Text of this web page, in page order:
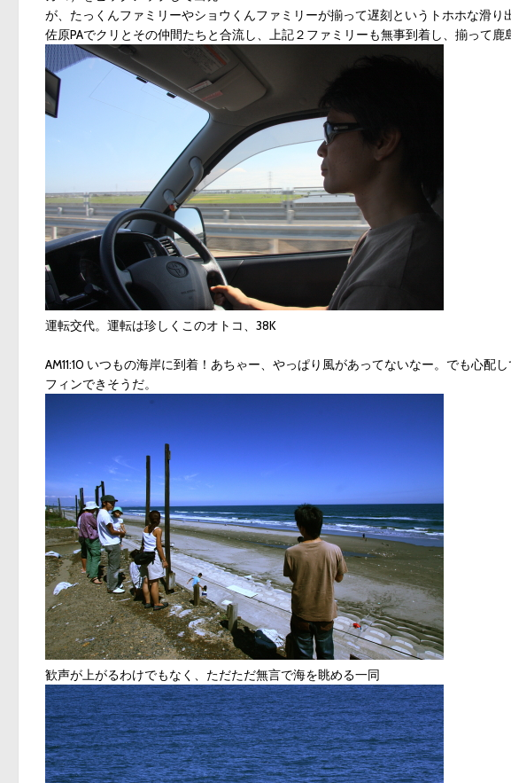
が、たっくんファミリーやショウくんファミリーが揃って遅刻というトホホな滑り
佐原PAでクリとその仲間たちと合流し、上記２ファミリーも無事到着し、揃って鹿
運転交代。運転は珍しくこのオトコ、38K
AM11:10 いつもの海岸に到着！あちゃー、やっぱり風があってないなー。でも心配
フィンできそうだ。
歓声が上がるわけでもなく、ただただ無言で海を眺める一同